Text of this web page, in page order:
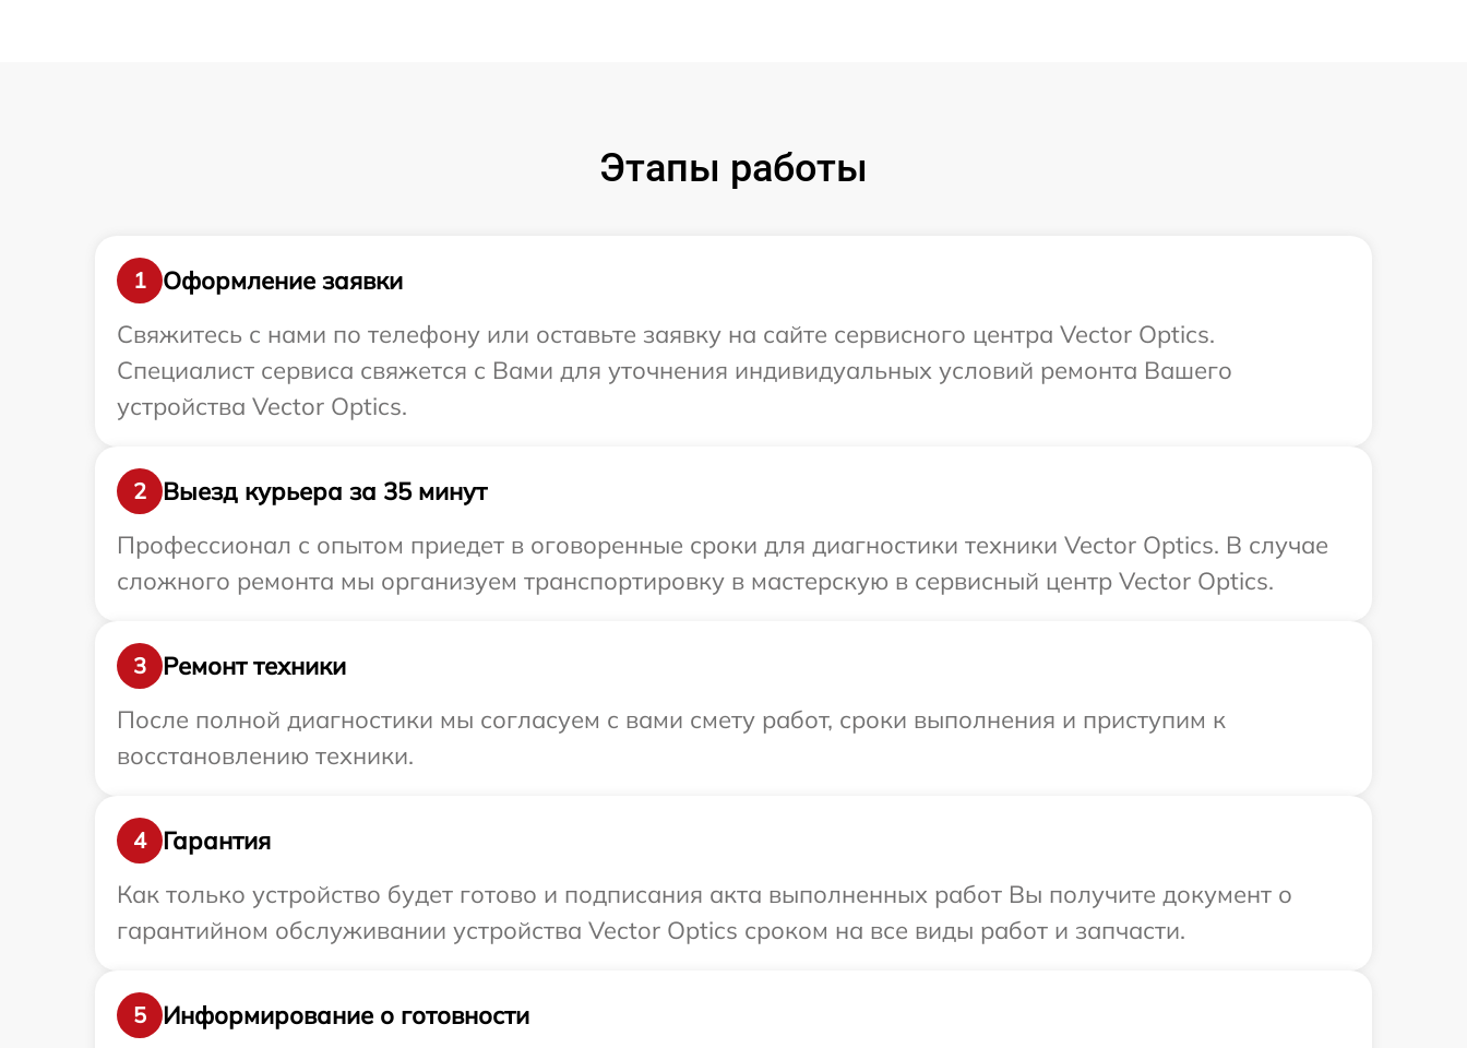
Этапы работы
1
Оформление заявки
Свяжитесь с нами по телефону или оставьте заявку на сайте сервисного центра Vector Optics.
Специалист сервиса свяжется с Вами для уточнения индивидуальных условий ремонта Вашего
устройства Vector Optics.
2
Выезд курьера за 35 минут
Профессионал с опытом приедет в оговоренные сроки для диагностики техники Vector Optics. В случае
сложного ремонта мы организуем транспортировку в мастерскую в сервисный центр Vector Optics.
3
Ремонт техники
После полной диагностики мы согласуем с вами смету работ, сроки выполнения и приступим к
восстановлению техники.
4
Гарантия
Как только устройство будет готово и подписания акта выполненных работ Вы получите документ о
гарантийном обслуживании устройства Vector Optics сроком на все виды работ и запчасти.
5
Информирование о готовности